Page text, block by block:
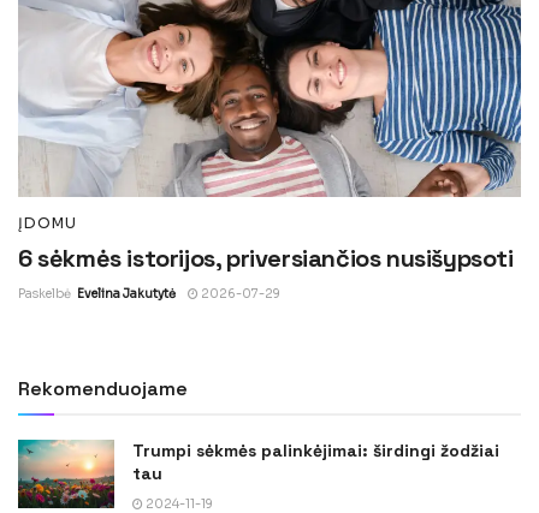
ĮDOMU
6 sėkmės istorijos, priversiančios nusišypsoti
Paskelbė Evelina Jakutytė 2026-07-29
Rekomenduojame
Trumpi sėkmės palinkėjimai: širdingi žodžiai
tau
2024-11-19